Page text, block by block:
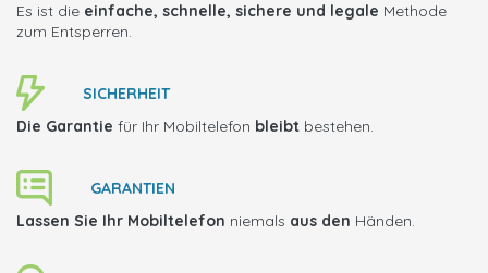
Es ist die einfache, schnelle, sichere und legale Methode
zum Entsperren.
SICHERHEIT
Die Garantie für Ihr Mobiltelefon bleibt bestehen.
GARANTIEN
Lassen Sie Ihr Mobiltelefon niemals aus den Händen.